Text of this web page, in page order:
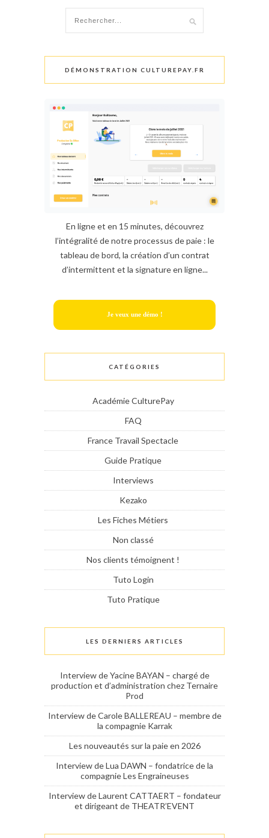
DÉMONSTRATION CULTUREPAY.FR
En ligne et en 15 minutes, découvrez
l’intégralité de notre processus de paie : le
tableau de bord, la création d’un contrat
d’intermittent et la signature en ligne...
Je veux une démo !
CATÉGORIES
Académie CulturePay
FAQ
France Travail Spectacle
Guide Pratique
Interviews
Kezako
Les Fiches Métiers
Non classé
Nos clients témoignent !
Tuto Login
Tuto Pratique
LES DERNIERS ARTICLES
Interview de Yacine BAYAN – chargé de
production et d’administration chez Ternaire
Prod
Interview de Carole BALLEREAU – membre de
la compagnie Karrak
Les nouveautés sur la paie en 2026
Interview de Lua DAWN – fondatrice de la
compagnie Les Engraineuses
Interview de Laurent CATTAERT – fondateur
et dirigeant de THEATR’EVENT